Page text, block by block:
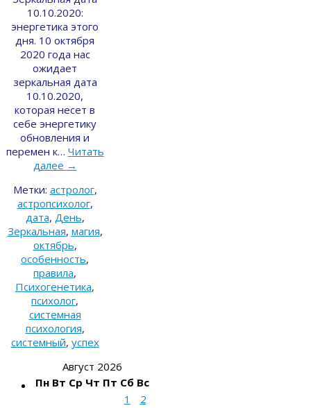
10.10.2020:
энергетика этого
дня. 10 октября
2020 года нас
ожидает
зеркальная дата
10.10.2020,
которая несет в
себе энергетику
обновления и
перемен к… Читать
далее →
Метки: астролог,
астропсихолог,
дата, День,
Зеркальная, магия,
октябрь,
особенность,
правила,
Психогенетика,
психолог,
системная
психология,
системный, успех
Август 2026
Пн Вт Ср Чт Пт Сб Вс
1
2